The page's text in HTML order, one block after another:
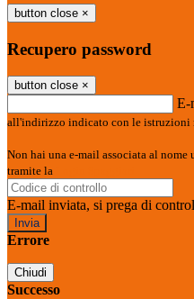
button close ×
Recupero password
button close ×
E-
all'indirizzo indicato con le istruzioni
Non hai una e-mail associata al
tramite la
E-mail inviata, si prega di
Errore
Chiudi
Successo